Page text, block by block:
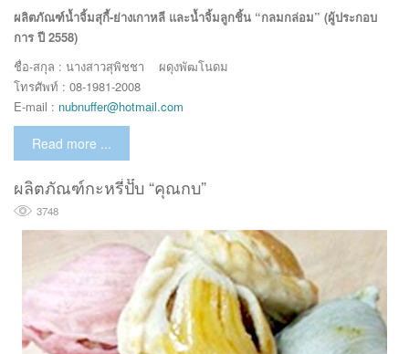
ผลิตภัณฑ์น้ำจิ้มสุกี้-ย่างเกาหลี และน้ำจิ้มลูกชิ้น “กลมกล่อม” (ผู้ประกอบ
การ ปี 2558)
ชื่อ-สกุล : นางสาวสุพิชชา ผดุงพัฒโนดม
โทรศัพท์ : 08-1981-2008
E-mail : nubnuffer@hotmail.com
Read more ...
ผลิตภัณฑ์กะหรี่ปั๊บ “คุณกบ”
3748